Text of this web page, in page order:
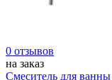
0 отзывов
на заказ
Смеситель для